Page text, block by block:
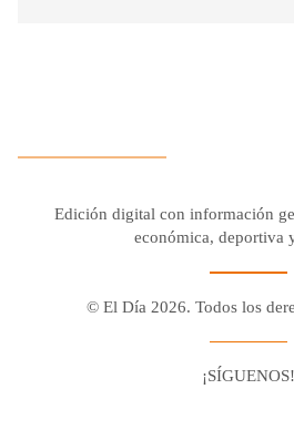
Edición digital con información
económica, deportiva
© El Día 2026. Todos los
¡SÍGUENOS!